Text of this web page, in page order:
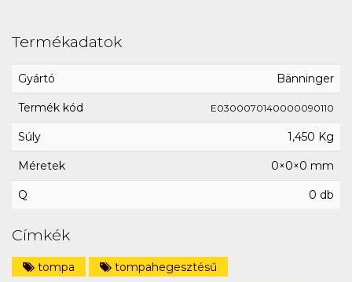
Termékadatok
Gyártó Bänninger
Termék kód E0300070140000090110
Súly 1,450 Kg
Méretek 0×0×0 mm
Q 0 db
Címkék
tompa
tompahegesztésű